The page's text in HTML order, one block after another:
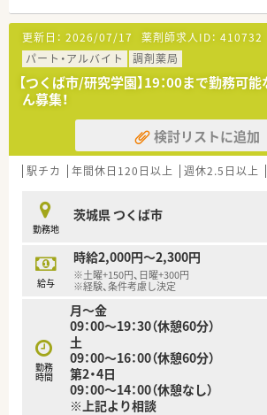
≪こんな方にお勧め≫
■有給休暇取得率95％以上！プライベー
■管理薬剤師にチャレンジしたい方
≪こんな店舗です≫
■リハビリ施設が充実した整形外科クリ
薬局です
■国道六号線の近く、常磐線の牛久駅の東
■ギネス認定、地上高世界最大の仏像で知
20分程度の立地です
更新日： 2026/07/17 薬剤師求人ID： 410732
パート・アルバイト
調剤薬局
【つくば市/研究学園】19：00まで勤務可
ん募集！
検討リストに追加
駅チカ 年間休日120日以上 週休2.5日以上
勤務地
茨城県 つくば市
給与
時給2,000円～2,300円
※土曜+150円、日曜+300円
※経験、条件考慮し決定
勤務
時間
月～金
09：00～19：30（休憩60分）
土
09：00～16：00（休憩60分）
第2・4日
09：00～14：00（休憩なし）
※上記より相談